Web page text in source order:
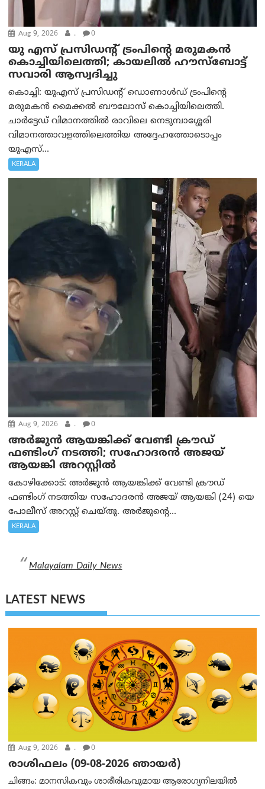
Aug 9, 2026 . 0
യു എസ് പ്രസിഡന്റ് ട്രംപിന്റെ മരുമകൻ
കൊച്ചിയിലെത്തി; കായലിൽ ഹൗസ്ബോട്ട്
സവാരി ആസ്വദിച്ചു
കൊച്ചി: യുഎസ് പ്രസിഡന്റ് ഡൊണാൾഡ് ട്രംപിന്റെ
മരുമകൻ മൈക്കൽ ബൗലോസ് കൊച്ചിയിലെത്തി.
ചാർട്ടേഡ് വിമാനത്തിൽ രാവിലെ നെടുമ്പാശ്ശേരി
വിമാനത്താവളത്തിലെത്തിയ അദ്ദേഹത്തോടൊപ്പം
യുഎസ്...
KERALA
Aug 9, 2026 . 0
അർജുൻ ആയങ്കിക്ക് വേണ്ടി ക്രൗഡ്
ഫണ്ടിംഗ് നടത്തി; സഹോദരന്‍ അജയ്
ആയങ്കി അറസ്റ്റിൽ
കോഴിക്കോട്: അർജുൻ ആയങ്കിക്ക് വേണ്ടി ക്രൗഡ്
ഫണ്ടിംഗ് നടത്തിയ സഹോദരന്‍ അജയ് ആയങ്കി (24) യെ
പോലീസ് അറസ്റ്റ് ചെയ്തു. അർജുന്റെ...
KERALA
Malayalam Daily News
LATEST NEWS
Aug 9, 2026 . 0
രാശിഫലം (09-08-2026 ഞായര്‍)
ചിങ്ങം: മാനസികവും ശാരീരികവുമായ ആരോഗ്യനിലയിൽ